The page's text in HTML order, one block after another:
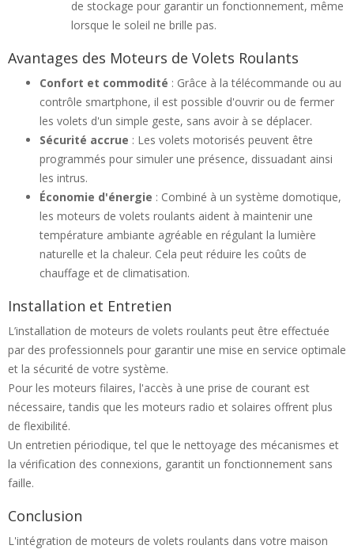
de stockage pour garantir un fonctionnement, même
lorsque le soleil ne brille pas.
Avantages des Moteurs de Volets Roulants
Confort et commodité : Grâce à la télécommande ou au
contrôle smartphone, il est possible d'ouvrir ou de fermer
les volets d'un simple geste, sans avoir à se déplacer.
Sécurité accrue : Les volets motorisés peuvent être
programmés pour simuler une présence, dissuadant ainsi
les intrus.
Économie d'énergie : Combiné à un système domotique,
les moteurs de volets roulants aident à maintenir une
température ambiante agréable en régulant la lumière
naturelle et la chaleur. Cela peut réduire les coûts de
chauffage et de climatisation.
Installation et Entretien
L’installation de moteurs de volets roulants peut être effectuée
par des professionnels pour garantir une mise en service optimale
et la sécurité de votre système.
Pour les moteurs filaires, l'accès à une prise de courant est
nécessaire, tandis que les moteurs radio et solaires offrent plus
de flexibilité.
Un entretien périodique, tel que le nettoyage des mécanismes et
la vérification des connexions, garantit un fonctionnement sans
faille.
Conclusion
L'intégration de moteurs de volets roulants dans votre maison